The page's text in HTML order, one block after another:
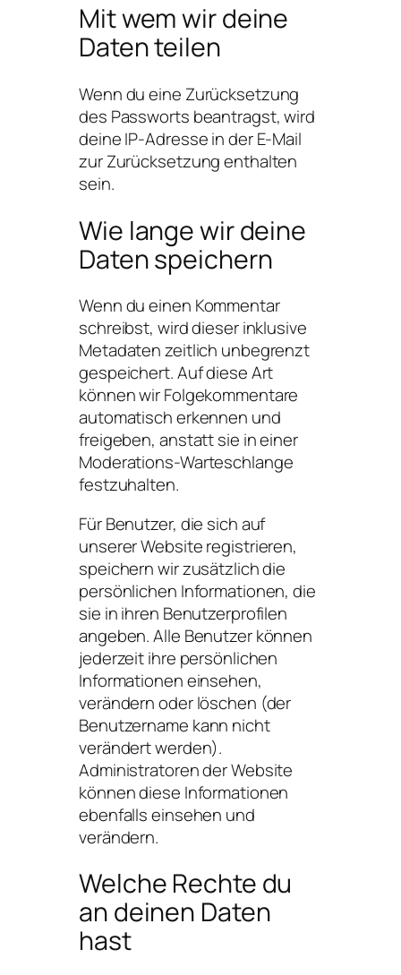
Mit wem wir deine
Daten teilen
Wenn du eine Zurücksetzung
des Passworts beantragst, wird
deine IP-Adresse in der E-Mail
zur Zurücksetzung enthalten
sein.
Wie lange wir deine
Daten speichern
Wenn du einen Kommentar
schreibst, wird dieser inklusive
Metadaten zeitlich unbegrenzt
gespeichert. Auf diese Art
können wir Folgekommentare
automatisch erkennen und
freigeben, anstatt sie in einer
Moderations-Warteschlange
festzuhalten.
Für Benutzer, die sich auf
unserer Website registrieren,
speichern wir zusätzlich die
persönlichen Informationen, die
sie in ihren Benutzerprofilen
angeben. Alle Benutzer können
jederzeit ihre persönlichen
Informationen einsehen,
verändern oder löschen (der
Benutzername kann nicht
verändert werden).
Administratoren der Website
können diese Informationen
ebenfalls einsehen und
verändern.
Welche Rechte du
an deinen Daten
hast